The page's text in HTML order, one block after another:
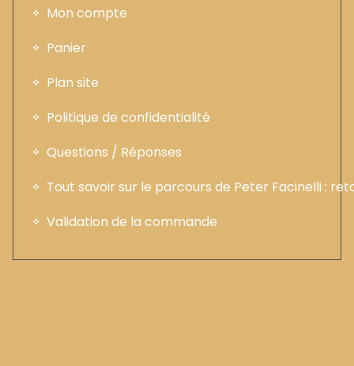
Mon compte
Panier
Plan site
Politique de confidentialité
Questions / Réponses
Tout savoir sur le parcours de Peter Facinelli :
Validation de la commande